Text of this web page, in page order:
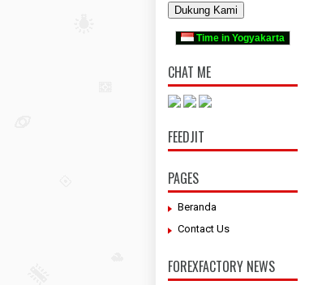
Dukung Kami
Time in Yogyakarta
CHAT ME
FEEDJIT
PAGES
Beranda
Contact Us
FOREXFACTORY NEWS